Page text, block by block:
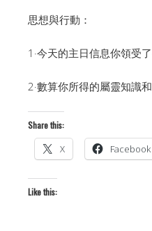
思想與行動：
1·今天的主日信息你領受
2·數算你所得的屬靈知識
Share this:
X Facebook
Like this: